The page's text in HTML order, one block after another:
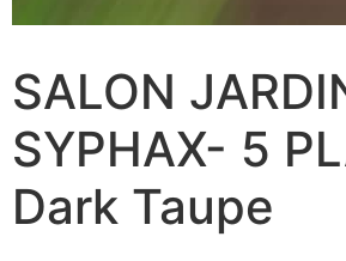
SALON
SYPHAX- 5
Dark Taupe